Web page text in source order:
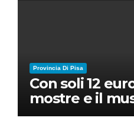
Provincia Di Pisa
Con soli 12
mostre e il